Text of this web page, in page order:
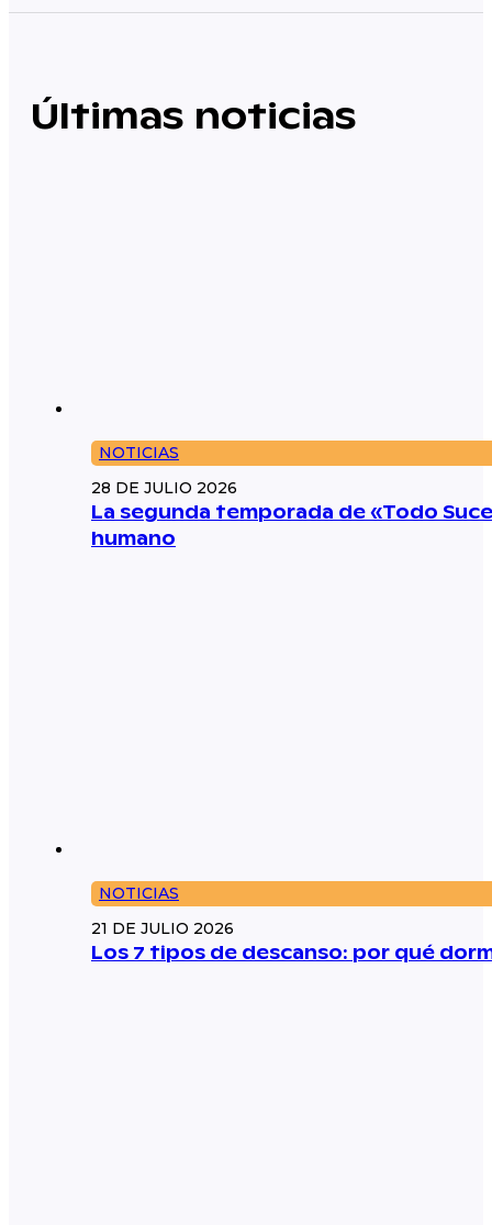
Últimas noticias
NOTICIAS
28 DE JULIO 2026
La segunda temporada de «Todo
humano
NOTICIAS
21 DE JULIO 2026
Los 7 tipos de descanso: por qué